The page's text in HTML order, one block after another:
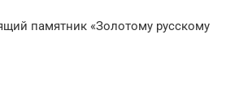
памятник «Золотому русскому